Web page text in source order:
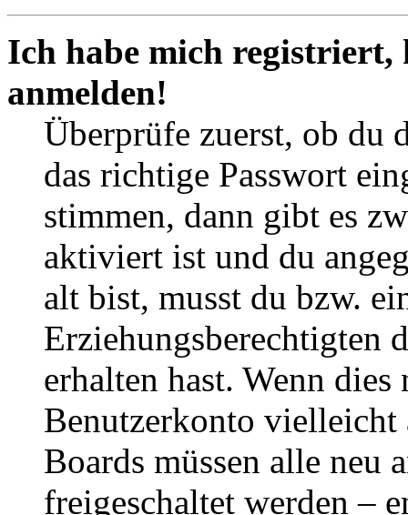
Ich habe mich
anmelden!
Überprüfe zuerst, ob du
das richtige Passwort
stimmen, dann gibt es
aktiviert ist und du
alt bist, musst du bzw.
Erziehungsberechtigten
erhalten hast. Wenn
Benutzerkonto
Boards müssen alle neu
freigeschaltet werden –